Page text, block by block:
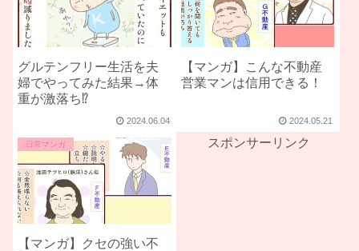
グルテンフリー生活を夫
婦でやってみた結果→体
重が激落ち⁉
2024.06.04
【マンガ】こんな不動産
営業マンは信用できる！
2024.05.21
日常マンガ
【マンガ】クセの強い不
スポンサーリンク